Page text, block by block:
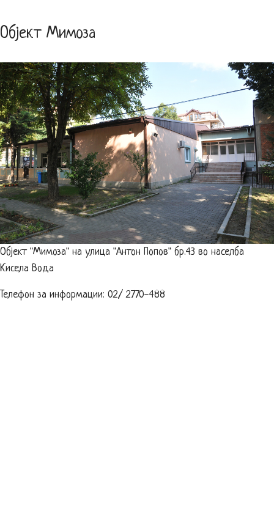
Објект Мимоза
Објект "Мимоза" на улица "Антон Попов" бр.43 во населба
Кисела Вода
Телефон за информации: 02/ 2770-488